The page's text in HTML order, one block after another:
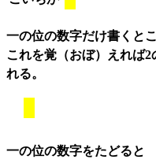
一の位の数字だけ書くとこ
これを覚（おぼ）えれば
れる。
一の位の数字をたどると